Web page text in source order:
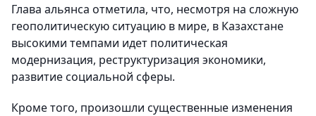
Глава альянса отметила, что, несмотря на сложную
геополитическую ситуацию в мире, в Казахстане
высокими темпами идет политическая
модернизация, реструктуризация экономики,
развитие социальной сферы.
Кроме того, произошли существенные изменения